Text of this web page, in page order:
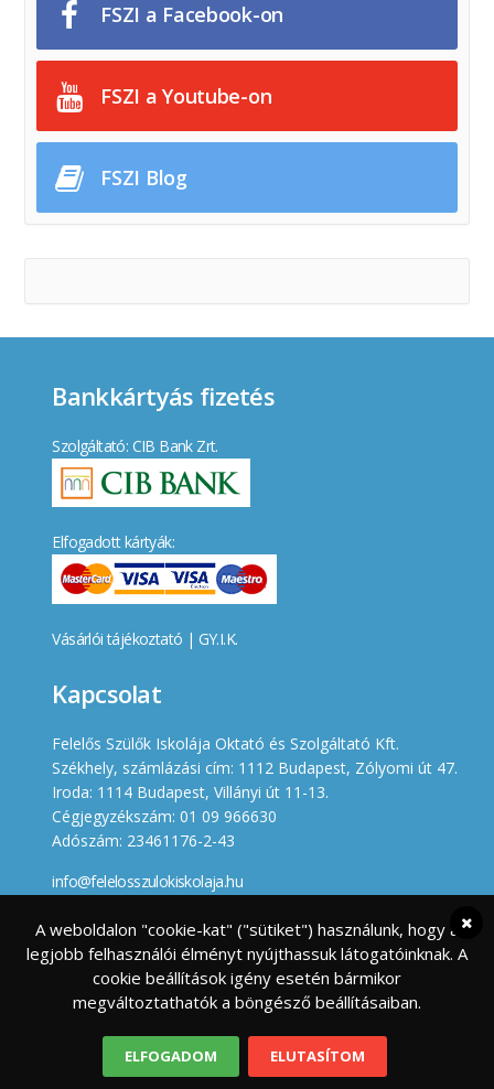
FSZI a Facebook-on
FSZI a Youtube-on
FSZI Blog
Bankkártyás fizetés
Szolgáltató: CIB Bank Zrt.
Elfogadott kártyák:
Vásárlói tájékoztató | GY.I.K.
Kapcsolat
Felelős Szülők Iskolája Oktató és Szolgáltató Kft.
Székhely, számlázási cím: 1112 Budapest, Zólyomi út 47.
Iroda: 1114 Budapest, Villányi út 11-13.
Cégjegyzékszám: 01 09 966630
Adószám: 23461176-2-43
info@felelosszulokiskolaja.hu
A weboldalon "cookie-kat" ("sütiket") használunk, hogy a
legjobb felhasználói élményt nyújthassuk látogatóinknak. A
cookie beállítások igény esetén bármikor
megváltoztathatók a böngésző beállításaiban.
ELFOGADOM ELUTASÍTOM